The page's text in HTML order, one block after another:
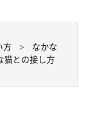
方
なかな
との接し方